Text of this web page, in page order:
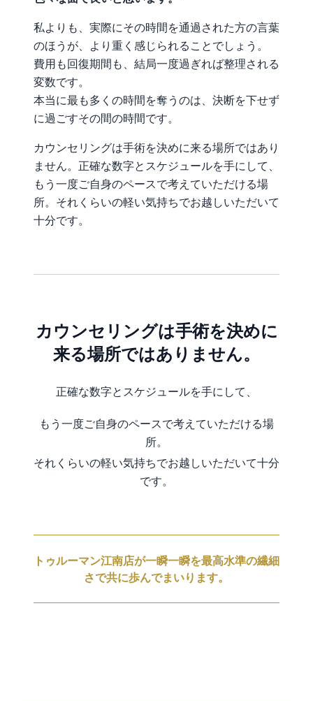
私よりも、実際にその時間を通過された方の言葉
のほうが、より重く感じられることでしょう。
費用も回復期間も、結局一度過ぎれば整理される
変数です。
本当に最も多くの時間を奪うのは、決断を下せず
に過ごすその間の時間です。
カウンセリングは手術を決めに来る場所ではあり
ません。正確な数字とスケジュールを手にして、
もう一度ご自身のペースで考えていただける場
所。それくらいの軽い気持ちでお越しいただいて
十分です。
カウンセリングは手術を決めに
来る場所ではありません。
正確な数字とスケジュールを手にして、
もう一度ご自身のペースで考えていただける場
所。
それくらいの軽い気持ちでお越しいただいて十分
です。
トゥルーマン江南店が一瞬一瞬を最高水準の繊細
さで共に歩んでまいります。